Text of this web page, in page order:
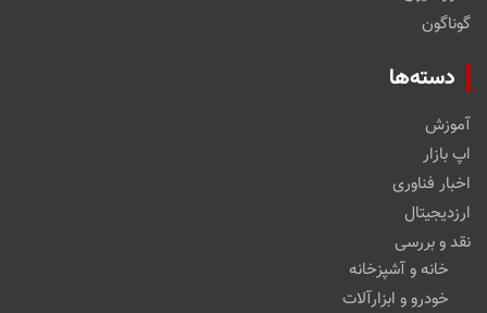
گوناگون
دسته‌ها
آموزش
اپ بازار
اخبار فناوری
ارزدیجیتال
نقد و بررسی
خانه و آشپزخانه
خودرو و ابزارآلات